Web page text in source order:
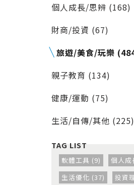
個人成長/思辨 (168)
財商/投資 (67)
旅遊/美食/玩樂
親子教育 (134)
健康/運動 (75)
生活/自傳/其他 (225)
軟體工具 (9)
個人成
生活優化 (37)
投資